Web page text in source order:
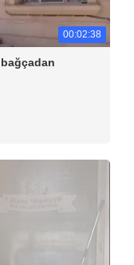
00:02:38